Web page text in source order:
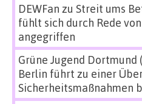
DEWFan zu Streit ums
fühlt sich durch Rede
angegriffen
Grüne Jugend Dortmund
Berlin führt zu einer
Sicherheitsmaßnahmen